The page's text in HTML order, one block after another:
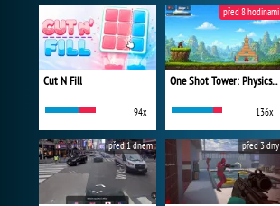
Cut N Fill
94x
One Shot Tower: Physics Destroyer
136x
před 8 hodinami
před 1 dnem před 3 dny